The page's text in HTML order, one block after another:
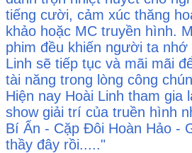
tiếng cười, cảm xúc thăng
khảo hoặc MC truyền hình.
phim đều khiến người ta
Linh sẽ tiếp tục và mãi mãi
tài năng trong lòng công
Hiện nay Hoài Linh tham
show giải trí của truền hình
Bí Ẩn - Cặp Đôi Hoàn Hảo -
thầy đây rồi....."